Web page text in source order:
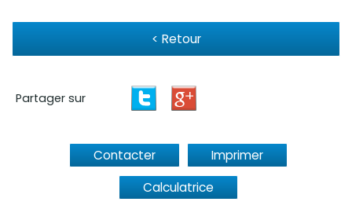
< Retour
Partager sur
Contacter
Imprimer
Calculatrice